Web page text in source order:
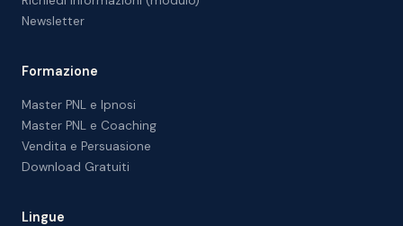
Newsletter
Formazione
Master PNL e Ipnosi
Master PNL e Coaching
Vendita e Persuasione
Download Gratuiti
Lingue